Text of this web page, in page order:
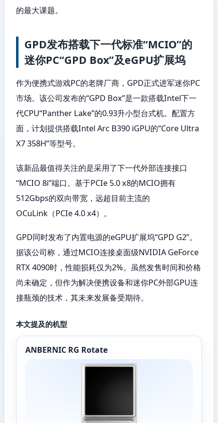
的最大课题。
GPD发布搭载下一代标准“MCIO”的
迷你PC“GPD Box”及eGPU扩展坞
作为便携式游戏PC的老牌厂商，GPD正式进军迷你PC
市场。该公司发布的“GPD Box”是一款搭载Intel下一
代CPU“Panther Lake”的0.93升小型台式机。配置方
面，计划提供搭载Intel Arc B390 iGPU的“Core Ultra
X7 358H”等型号。
该新品最值得关注的是采用了下一代外部连接接口
“MCIO 8i”端口。基于PCIe 5.0 x8的MCIO拥有
512Gbps的双向带宽，远超目前主流的
OCuLink（PCIe 4.0 x4）。
GPD同时发布了内置电源的eGPU扩展坞“GPD G2”。
据该公司称，通过MCIO连接桌面级NVIDIA GeForce
RTX 4090时，性能损耗仅为2%。虽然发售时间和价格
尚未确定，但作为解决便携设备和迷你PC外部GPU连
接瓶颈的技术，其未来发展备受期待。
本文提及的机型
ANBERNIC RG Rotate